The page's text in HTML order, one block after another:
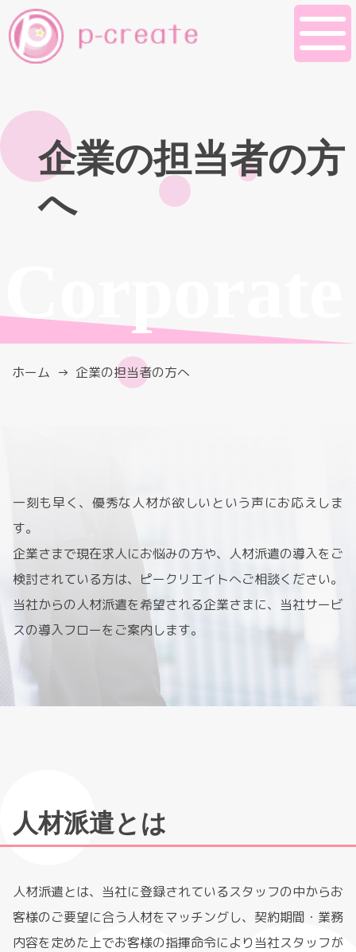
企業の担当者の方
へ
Corporate
ホーム 企業の担当者の方へ
一刻も早く、優秀な人材が欲しいという声にお応えしま
す。
企業さまで現在求人にお悩みの方や、人材派遣の導入をご
検討されている方は、ピークリエイトへご相談ください。
当社からの人材派遣を希望される企業さまに、当社サービ
スの導入フローをご案内します。
人材派遣とは
人材派遣とは、当社に登録されているスタッフの中からお
客様のご要望に合う人材をマッチングし、契約期間・業務
内容を定めた上でお客様の指揮命令により当社スタッフが